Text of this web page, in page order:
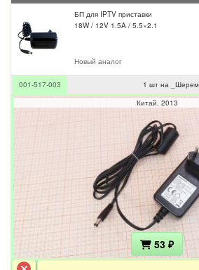
БП для IPTV приставки
18W / 12V 1.5A / 5.5×2.1
Новый аналог
001-517-003
1 шт на
Китай 2013
53 ₽